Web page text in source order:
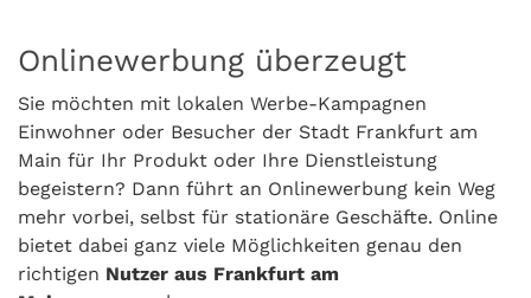
Onlinewerbung überzeugt
Sie möchten mit lokalen Werbe-Kampagnen
Einwohner oder Besucher der Stadt Frankfurt am
Main für Ihr Produkt oder Ihre Dienstleistung
begeistern? Dann führt an Onlinewerbung kein Weg
mehr vorbei, selbst für stationäre Geschäfte. Online
bietet dabei ganz viele Möglichkeiten genau den
richtigen Nutzer aus Frankfurt am